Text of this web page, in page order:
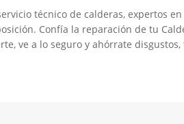
técnico de calderas, expertos
Confía la reparación de tu
ve a lo seguro y ahórrate